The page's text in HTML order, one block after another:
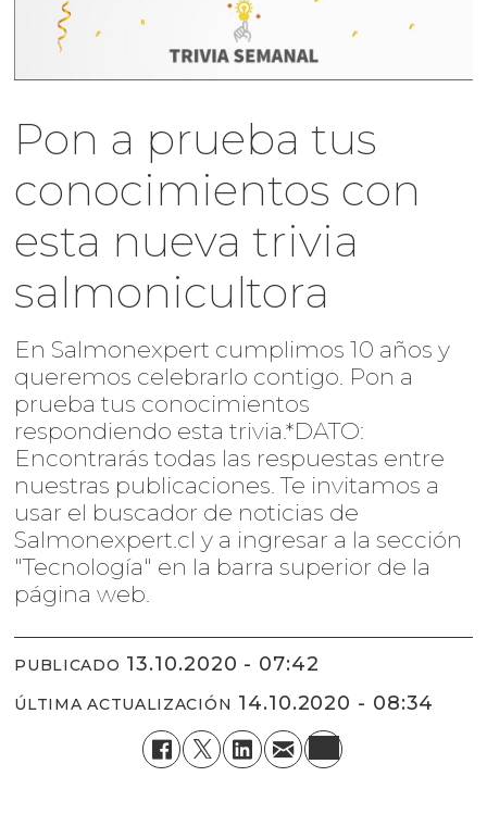
Pon a prueba tus
conocimientos con
esta nueva trivia
salmonicultora
En Salmonexpert cumplimos 10 años y
queremos celebrarlo contigo. Pon a
prueba tus conocimientos
respondiendo esta trivia.*DATO:
Encontrarás todas las respuestas entre
nuestras publicaciones. Te invitamos a
usar el buscador de noticias de
Salmonexpert.cl y a ingresar a la sección
"Tecnología" en la barra superior de la
página web.
PUBLICADO 13.10.2020 - 07:42
ÚLTIMA ACTUALIZACIÓN 14.10.2020 - 08:34